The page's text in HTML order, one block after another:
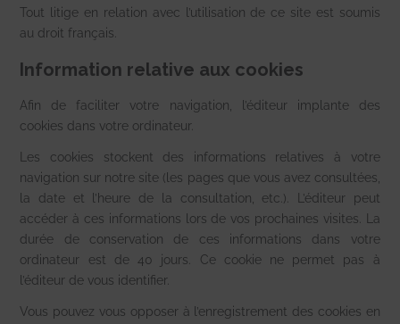
Tout litige en relation avec l’utilisation de ce site est soumis
au droit français.
Information relative aux cookies
Afin de faciliter votre navigation, l’éditeur implante des
cookies dans votre ordinateur.
Les cookies stockent des informations relatives à votre
navigation sur notre site (les pages que vous avez consultées,
la date et l’heure de la consultation, etc.). L’éditeur peut
accéder à ces informations lors de vos prochaines visites. La
durée de conservation de ces informations dans votre
ordinateur est de 40 jours. Ce cookie ne permet pas à
l’éditeur de vous identifier.
Vous pouvez vous opposer à l’enregistrement des cookies en